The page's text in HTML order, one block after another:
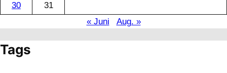
30
31
« Juni
Aug. »
Tags